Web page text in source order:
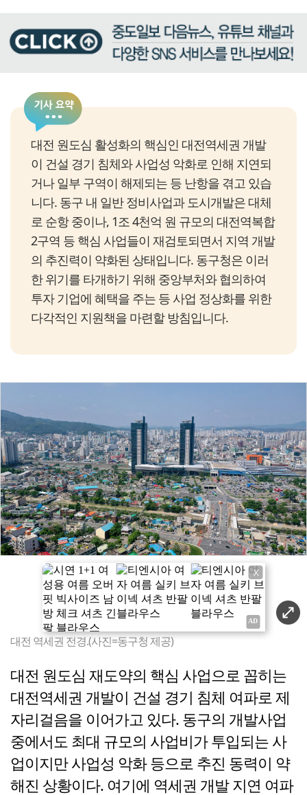
대전 원도심 활성화의 핵심인 대전역세권 개발
이 건설 경기 침체와 사업성 악화로 인해 지연되
거나 일부 구역이 해제되는 등 난항을 겪고 있습
니다. 동구 내 일반 정비사업과 도시개발은 대체
로 순항 중이나, 1조 4천억 원 규모의 대전역복합
2구역 등 핵심 사업들이 재검토되면서 지역 개발
의 추진력이 약화된 상태입니다. 동구청은 이러
한 위기를 타개하기 위해 중앙부처와 협의하여
투자 기업에 혜택을 주는 등 사업 정상화를 위한
다각적인 지원책을 마련할 방침입니다.
X
대전 역세권 전경.(사진=동구청 제공)
대전 원도심 재도약의 핵심 사업으로 꼽히는
대전역세권 개발이 건설 경기 침체 여파로 제
자리걸음을 이어가고 있다. 동구의 개발사업
중에서도 최대 규모의 사업비가 투입되는 사
업이지만 사업성 악화 등으로 추진 동력이 약
해진 상황이다. 여기에 역세권 개발 지연 여파